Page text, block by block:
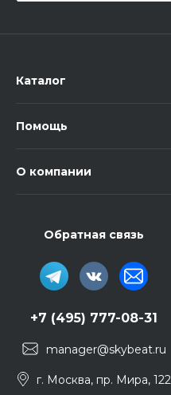
Каталог
Помощь
О компании
Обратная связь
+7 (495) 777-08-31
manager@skybeat.ru
г. Москва, пр. Мира, 122